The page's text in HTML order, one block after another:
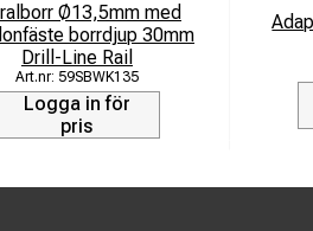
Ø13,5mm med
borrdjup 30mm
Drill-Line Rail
59SBWK135
Logga in för
pris